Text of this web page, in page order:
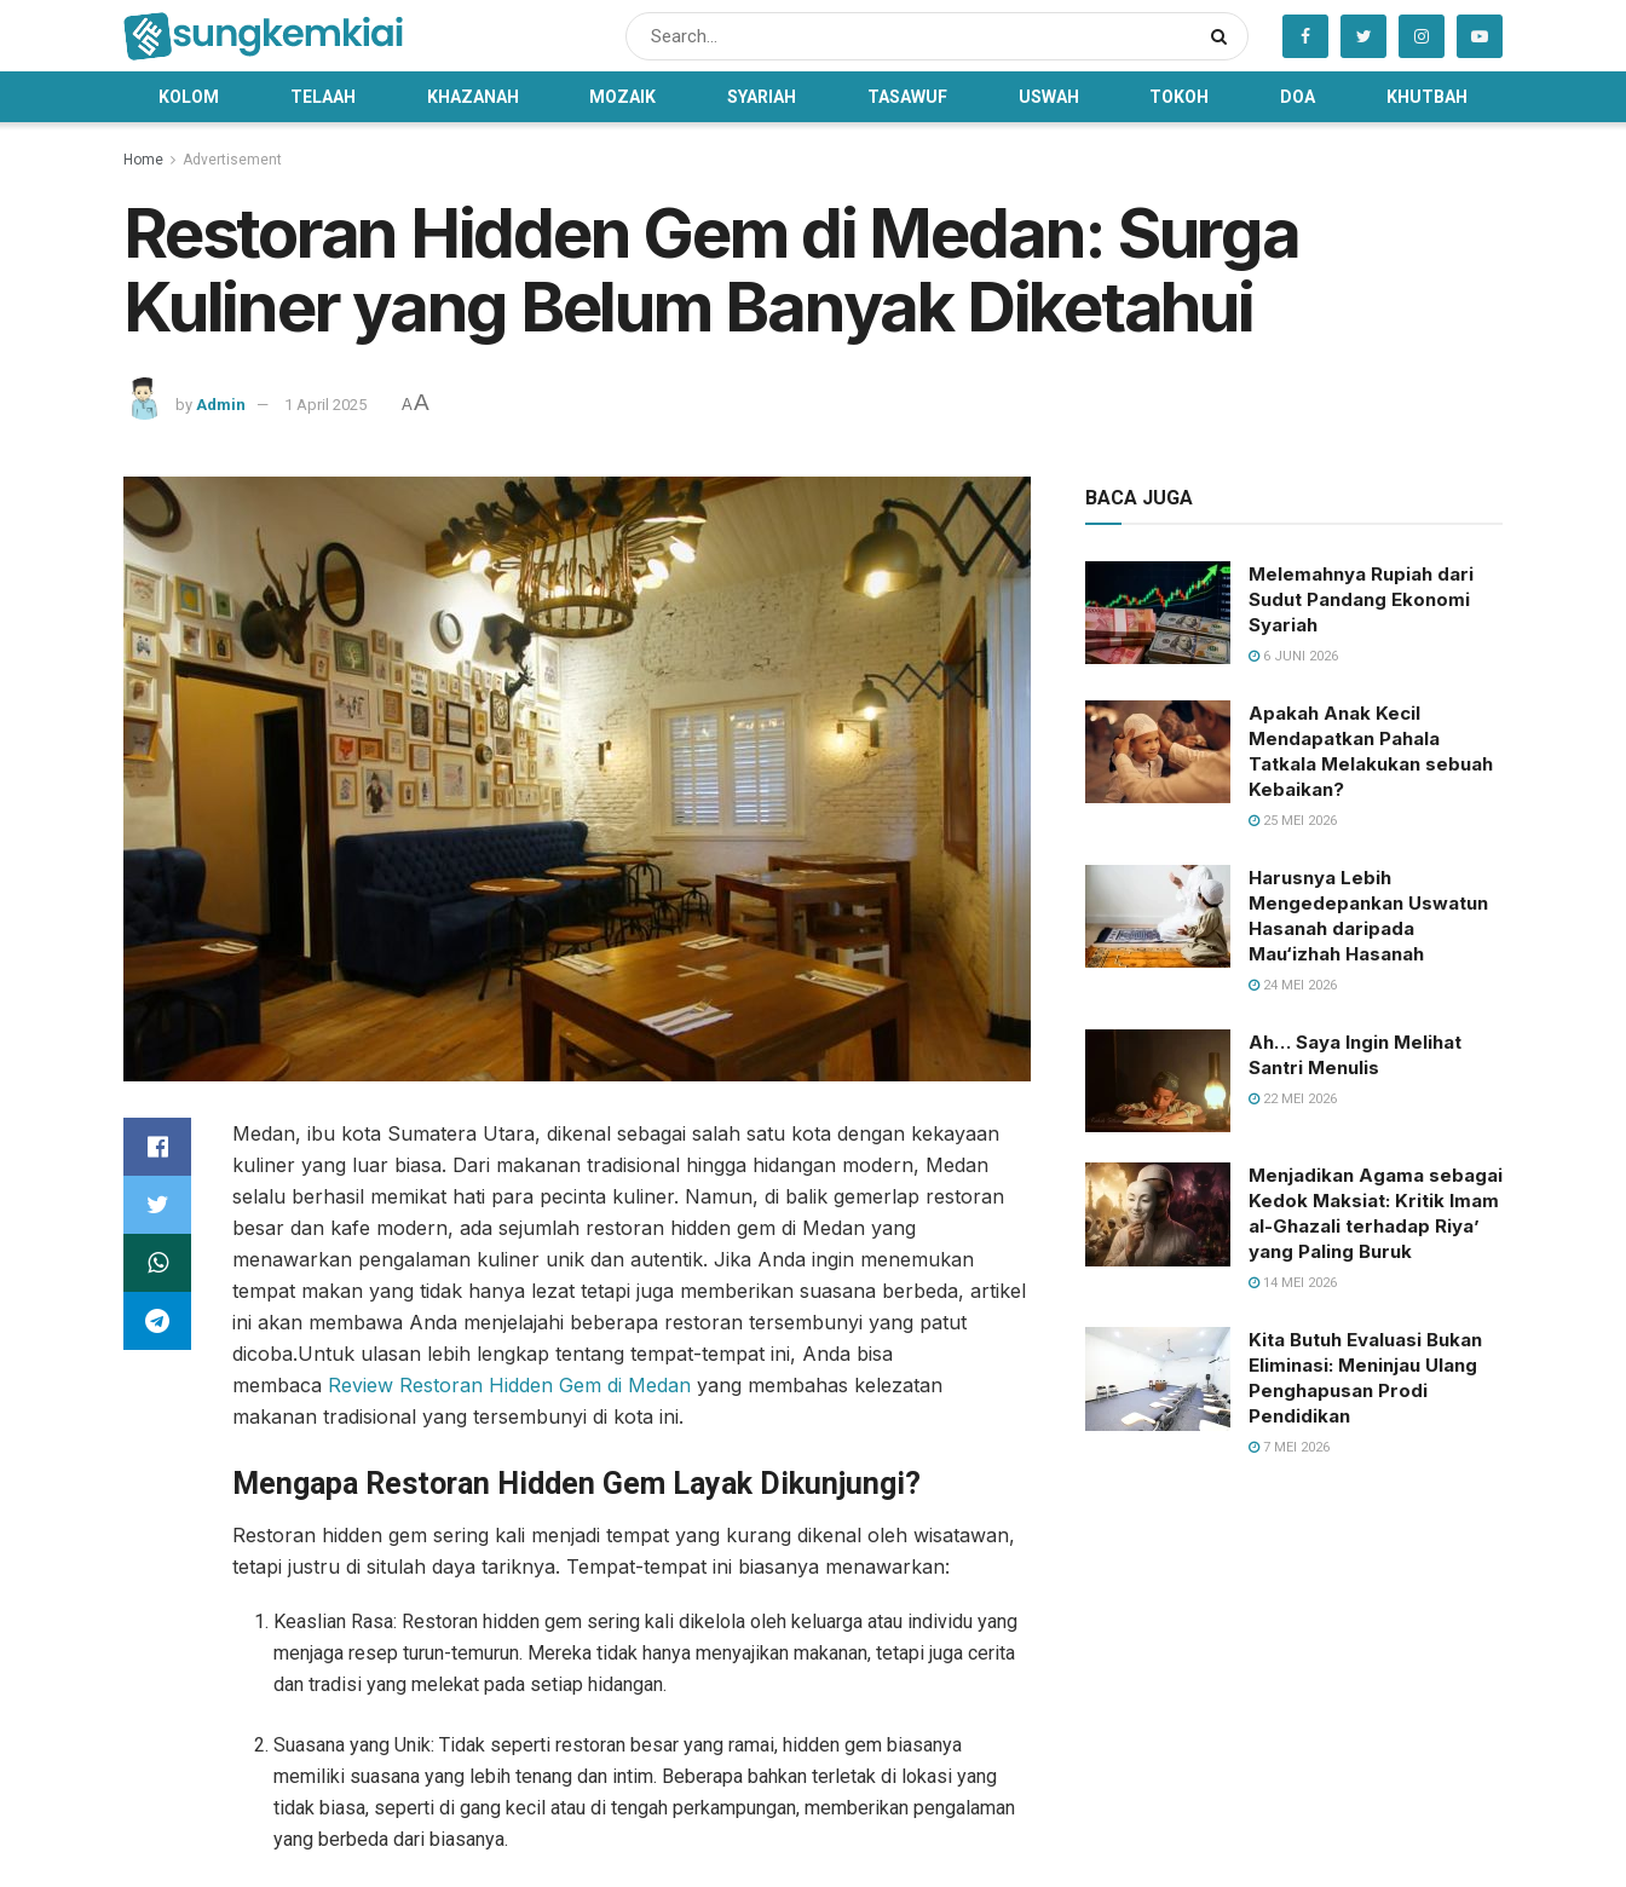
KOLOM TELAAH KHAZANAH MOZAIK SYARIAH TASAWUF USWAH TOKOH DOA KHUTBAH
Home Advertisement
Restoran Hidden Gem di Medan: Surga
Kuliner yang Belum Banyak Diketahui
by Admin 1 April 2025 AA
Medan, ibu kota Sumatera Utara, dikenal sebagai salah satu kota dengan kekayaan
kuliner yang luar biasa. Dari makanan tradisional hingga hidangan modern, Medan
selalu berhasil memikat hati para pecinta kuliner. Namun, di balik gemerlap restoran
besar dan kafe modern, ada sejumlah restoran hidden gem di Medan yang
menawarkan pengalaman kuliner unik dan autentik. Jika Anda ingin menemukan
tempat makan yang tidak hanya lezat tetapi juga memberikan suasana berbeda, artikel
ini akan membawa Anda menjelajahi beberapa restoran tersembunyi yang patut
dicoba.Untuk ulasan lebih lengkap tentang tempat-tempat ini, Anda bisa
membaca Review Restoran Hidden Gem di Medan yang membahas kelezatan
makanan tradisional yang tersembunyi di kota ini.
Mengapa Restoran Hidden Gem Layak Dikunjungi?
Restoran hidden gem sering kali menjadi tempat yang kurang dikenal oleh wisatawan,
tetapi justru di situlah daya tariknya. Tempat-tempat ini biasanya menawarkan:
Keaslian Rasa: Restoran hidden gem sering kali dikelola oleh keluarga atau individu yang
menjaga resep turun-temurun. Mereka tidak hanya menyajikan makanan, tetapi juga cerita
dan tradisi yang melekat pada setiap hidangan.
Suasana yang Unik: Tidak seperti restoran besar yang ramai, hidden gem biasanya
memiliki suasana yang lebih tenang dan intim. Beberapa bahkan terletak di lokasi yang
tidak biasa, seperti di gang kecil atau di tengah perkampungan, memberikan pengalaman
yang berbeda dari biasanya.
BACA JUGA
Melemahnya Rupiah dari
Sudut Pandang Ekonomi
Syariah
6 JUNI 2026
Apakah Anak Kecil
Mendapatkan Pahala
Tatkala Melakukan sebuah
Kebaikan?
25 MEI 2026
Harusnya Lebih
Mengedepankan Uswatun
Hasanah daripada
Mau‘izhah Hasanah
24 MEI 2026
Ah… Saya Ingin Melihat
Santri Menulis
22 MEI 2026
Menjadikan Agama sebagai
Kedok Maksiat: Kritik Imam
al-Ghazali terhadap Riya’
yang Paling Buruk
14 MEI 2026
Kita Butuh Evaluasi Bukan
Eliminasi: Meninjau Ulang
Penghapusan Prodi
Pendidikan
7 MEI 2026